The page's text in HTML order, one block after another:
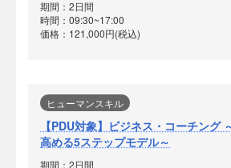
期間：2日間
時間：09:30~17:00
価格：121,000円(税込)
ヒューマンスキル
【PDU対象】ビジネス・コーチング
高める5ステップモデル～
期間：2日間